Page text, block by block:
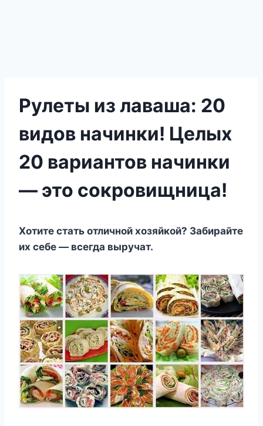
Рулеты из лаваша: 20
видов начинки! Целых
20 вариантов начинки
— это сокровищница!
Хотите стать отличной хозяйкой? Забирайте
их себе — всегда выручат.